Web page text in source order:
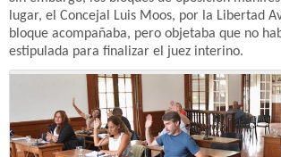
lugar, el Concejal Luis Moos, por la Libertad
bloque acompañaba, pero objetaba que no
estipulada para finalizar el juez interino.